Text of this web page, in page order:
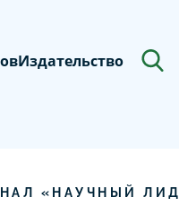
Издательство
«НАУЧНЫЙ